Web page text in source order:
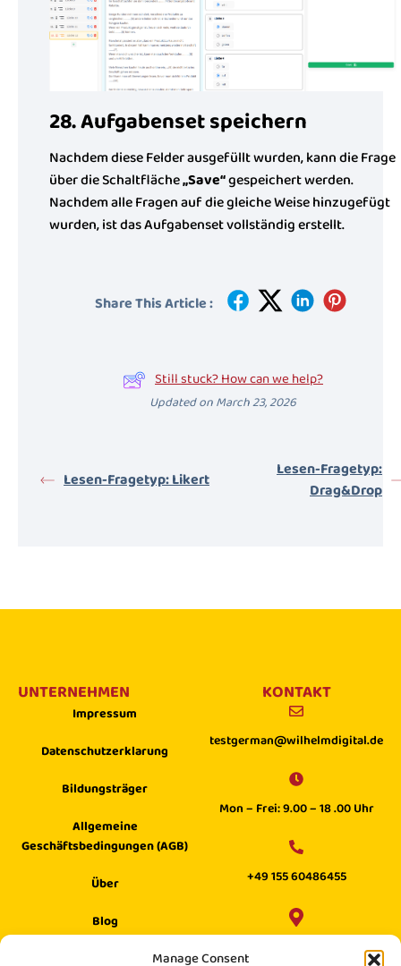
Manage Consent
28. Aufgabenset speichern
Nachdem diese Felder ausgefüllt wurden, kann die Frage
über die Schaltfläche„Save“gespeichert werden.
Nachdem alle Fragen auf die gleiche Weise hinzugefügt
wurden, ist das Aufgabenset vollständig erstellt.
Share This Article :
Still stuck? How can we help?
Updated on March 23, 2026
Lesen-Fragetyp: Likert
Lesen-Fragetyp:
Drag&Drop
UNTERNEHMEN
Impressum
Datenschutzerklarung
Bildungsträger
Allgemeine
Geschäftsbedingungen (AGB)
Über
Blog
KONTAKT
testgerman@wilhelmdigital.de
Mon – Frei: 9.00 – 18 .00 Uhr
+49 155 60486455